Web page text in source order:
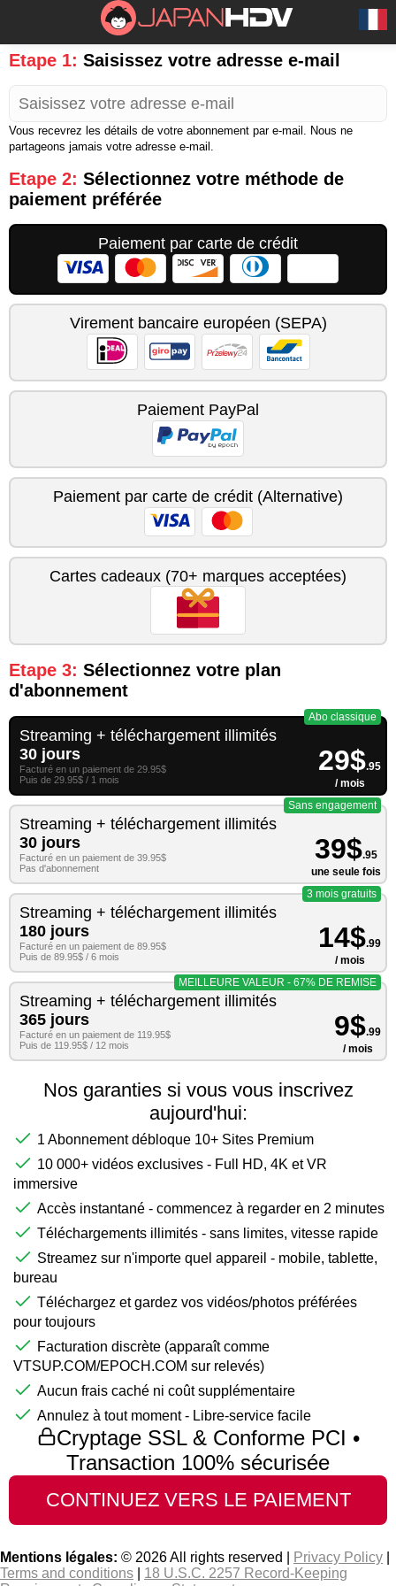
Etape 1: Saisissez votre adresse e-mail
Vous recevrez les détails de votre abonnement par e-mail. Nous ne
partageons jamais votre adresse e-mail.
Etape 2: Sélectionnez votre méthode de
paiement préférée
Paiement par carte de crédit
Virement bancaire européen (SEPA)
Paiement PayPal
Paiement par carte de crédit (Alternative)
Cartes cadeaux (70+ marques acceptées)
Etape 3: Sélectionnez votre plan
d'abonnement
Streaming + téléchargement illimités
30 jours
Facturé en un paiement de 29.95$
Puis de 29.95$ / 1 mois
29$.95
/ mois
Abo classique
Streaming + téléchargement illimités
30 jours
Facturé en un paiement de 39.95$
Pas d'abonnement
39$.95
une seule fois
Sans engagement
Streaming + téléchargement illimités
180 jours
Facturé en un paiement de 89.95$
Puis de 89.95$ / 6 mois
14$.99
/ mois
3 mois gratuits
Streaming + téléchargement illimités
365 jours
Facturé en un paiement de 119.95$
Puis de 119.95$ / 12 mois
9$.99
/ mois
MEILLEURE VALEUR - 67% DE REMISE
Nos garanties si vous vous inscrivez
aujourd'hui:
1 Abonnement débloque 10+ Sites Premium
10 000+ vidéos exclusives - Full HD, 4K et VR
immersive
Accès instantané - commencez à regarder en 2 minutes
Téléchargements illimités - sans limites, vitesse rapide
Streamez sur n'importe quel appareil - mobile, tablette,
bureau
Téléchargez et gardez vos vidéos/photos préférées
pour toujours
Facturation discrète (apparaît comme
VTSUP.COM/EPOCH.COM sur relevés)
Aucun frais caché ni coût supplémentaire
Annulez à tout moment - Libre-service facile
Cryptage SSL & Conforme PCI •
Transaction 100% sécurisée
Mentions légales: © 2026 All rights reserved | Privacy Policy
Terms and conditions
18 U.S.C. 2257 Record-Keeping